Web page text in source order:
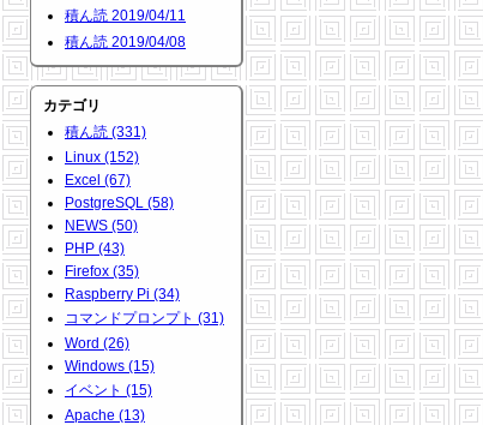
積ん読 2019/04/11
積ん読 2019/04/08
カテゴリ
積ん読 (331)
Linux (152)
Excel (67)
PostgreSQL (58)
NEWS (50)
PHP (43)
Firefox (35)
Raspberry Pi (34)
コマンドプロンプト (31)
Word (26)
Windows (15)
イベント (15)
Apache (13)